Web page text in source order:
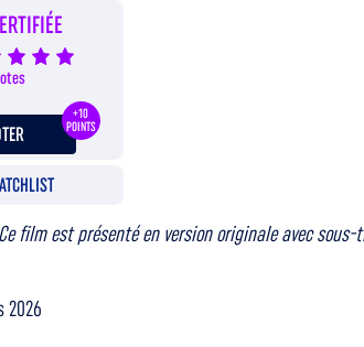
+10
POINTS
film est présenté en version originale avec
2026